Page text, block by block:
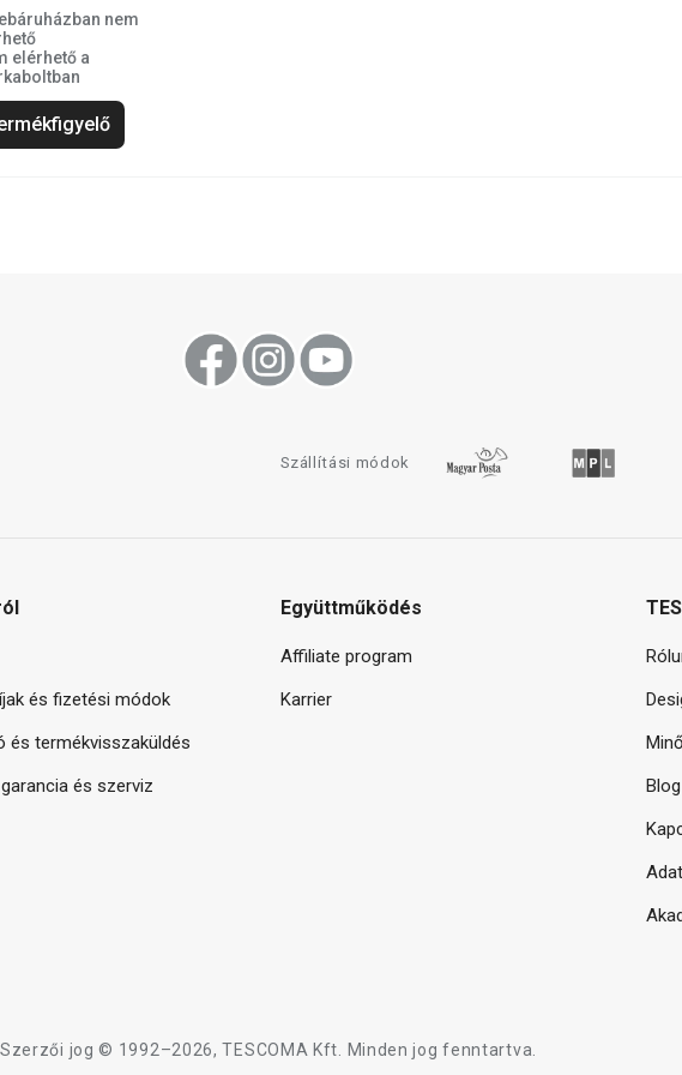
nem
elérhető a
Szállítási módok
és fizetési módok
és termékvisszaküldés
és szerviz
Együttműködés
Affiliate program
Karrier
Blog
Szerzői jog © 1992–2026, TESCOMA Kft. Minden jog fenntartva.